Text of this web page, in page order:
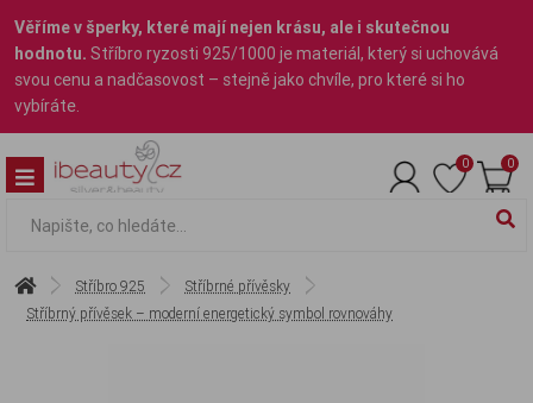
Věříme v šperky, které mají nejen krásu, ale i skutečnou
hodnotu. Stříbro ryzosti 925/1000 je materiál, který si uchovává
svou cenu a nadčasovost – stejně jako chvíle, pro které si ho
vybíráte.
0 0
Stříbro 925
Stříbrné přívěsky
Stříbrný přívěsek – moderní energetický symbol rovnováhy